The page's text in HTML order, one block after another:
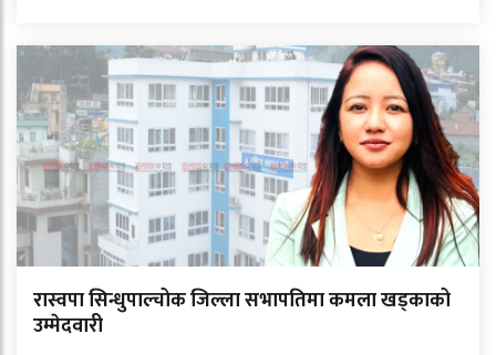
रास्वपा सिन्धुपाल्चोक जिल्ला सभापतिमा कमला खड्काको
उम्मेदवारी